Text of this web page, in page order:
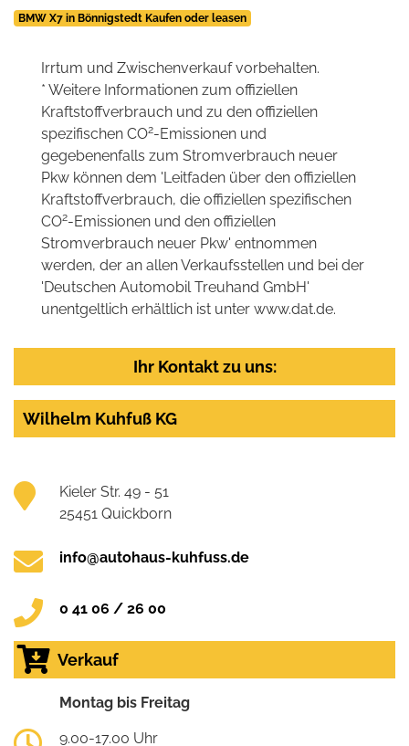
BMW X7 in Bönnigstedt Kaufen oder leasen
Irrtum und Zwischenverkauf vorbehalten.
* Weitere Informationen zum offiziellen
Kraftstoffverbrauch und zu den offiziellen
spezifischen CO2-Emissionen und
gegebenenfalls zum Stromverbrauch neuer
Pkw können dem 'Leitfaden über den offiziellen
Kraftstoffverbrauch, die offiziellen spezifischen
CO2-Emissionen und den offiziellen
Stromverbrauch neuer Pkw' entnommen
werden, der an allen Verkaufsstellen und bei der
'Deutschen Automobil Treuhand GmbH'
unentgeltlich erhältlich ist unter www.dat.de.
Ihr Kontakt zu uns:
Wilhelm Kuhfuß KG
Kieler Str. 49 - 51
25451 Quickborn
info@autohaus-kuhfuss.de
0 41 06 / 26 00
Verkauf
Montag bis Freitag
9.00-17.00 Uhr